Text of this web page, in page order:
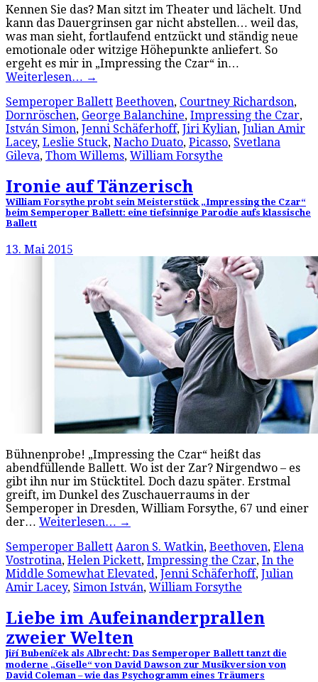
Kennen Sie das? Man sitzt im Theater und lächelt. Und
kann das Dauergrinsen gar nicht abstellen… weil das,
was man sieht, fortlaufend entzückt und ständig neue
emotionale oder witzige Höhepunkte anliefert. So
ergeht es mir in „Impressing the Czar“ in…
Weiterlesen… →
Semperoper Ballett Beethoven, Courtney Richardson,
Dornröschen, George Balanchine, Impressing the Czar,
István Simon, Jenni Schäferhoff, Jiri Kylian, Julian Amir
Lacey, Leslie Stuck, Nacho Duato, Picasso, Svetlana
Gileva, Thom Willems, William Forsythe
Ironie auf Tänzerisch
William Forsythe probt sein Meisterstück „Impressing the Czar“
beim Semperoper Ballett: eine tiefsinnige Parodie aufs klassische
Ballett
13. Mai 2015
Bühnenprobe! „Impressing the Czar“ heißt das
abendfüllende Ballett. Wo ist der Zar? Nirgendwo – es
gibt ihn nur im Stücktitel. Doch dazu später. Erstmal
greift, im Dunkel des Zuschauerraums in der
Semperoper in Dresden, William Forsythe, 67 und einer
der… Weiterlesen… →
Semperoper Ballett Aaron S. Watkin, Beethoven, Elena
Vostrotina, Helen Pickett, Impressing the Czar, In the
Middle Somewhat Elevated, Jenni Schäferhoff, Julian
Amir Lacey, Simon István, William Forsythe
Liebe im Aufeinanderprallen
zweier Welten
Jiří Bubeníček als Albrecht: Das Semperoper Ballett tanzt die
moderne „Giselle“ von David Dawson zur Musikversion von
David Coleman – wie das Psychogramm eines Träumers